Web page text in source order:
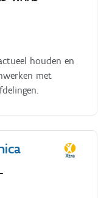
houden en
met